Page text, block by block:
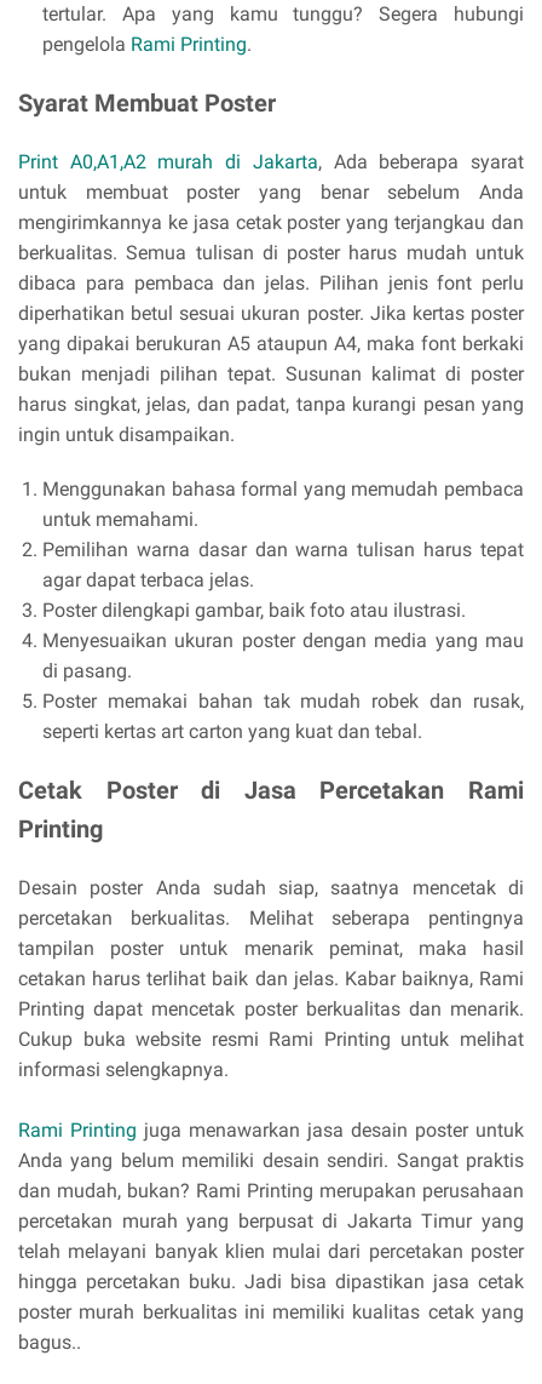
tertular. Apa yang kamu tunggu? Segera hubungi
pengelola Rami Printing.
Syarat Membuat Poster
Print A0,A1,A2 murah di Jakarta, Ada beberapa syarat
untuk membuat poster yang benar sebelum Anda
mengirimkannya ke jasa cetak poster yang terjangkau dan
berkualitas. Semua tulisan di poster harus mudah untuk
dibaca para pembaca dan jelas. Pilihan jenis font perlu
diperhatikan betul sesuai ukuran poster. Jika kertas poster
yang dipakai berukuran A5 ataupun A4, maka font berkaki
bukan menjadi pilihan tepat. Susunan kalimat di poster
harus singkat, jelas, dan padat, tanpa kurangi pesan yang
ingin untuk disampaikan.
Menggunakan bahasa formal yang memudah pembaca
untuk memahami.
Pemilihan warna dasar dan warna tulisan harus tepat
agar dapat terbaca jelas.
Poster dilengkapi gambar, baik foto atau ilustrasi.
Menyesuaikan ukuran poster dengan media yang mau
di pasang.
Poster memakai bahan tak mudah robek dan rusak,
seperti kertas art carton yang kuat dan tebal.
Cetak Poster di Jasa Percetakan Rami
Printing
Desain poster Anda sudah siap, saatnya mencetak di
percetakan berkualitas. Melihat seberapa pentingnya
tampilan poster untuk menarik peminat, maka hasil
cetakan harus terlihat baik dan jelas. Kabar baiknya, Rami
Printing dapat mencetak poster berkualitas dan menarik.
Cukup buka website resmi Rami Printing untuk melihat
informasi selengkapnya.
Rami Printing juga menawarkan jasa desain poster untuk
Anda yang belum memiliki desain sendiri. Sangat praktis
dan mudah, bukan? Rami Printing merupakan perusahaan
percetakan murah yang berpusat di Jakarta Timur yang
telah melayani banyak klien mulai dari percetakan poster
hingga percetakan buku. Jadi bisa dipastikan jasa cetak
poster murah berkualitas ini memiliki kualitas cetak yang
bagus..